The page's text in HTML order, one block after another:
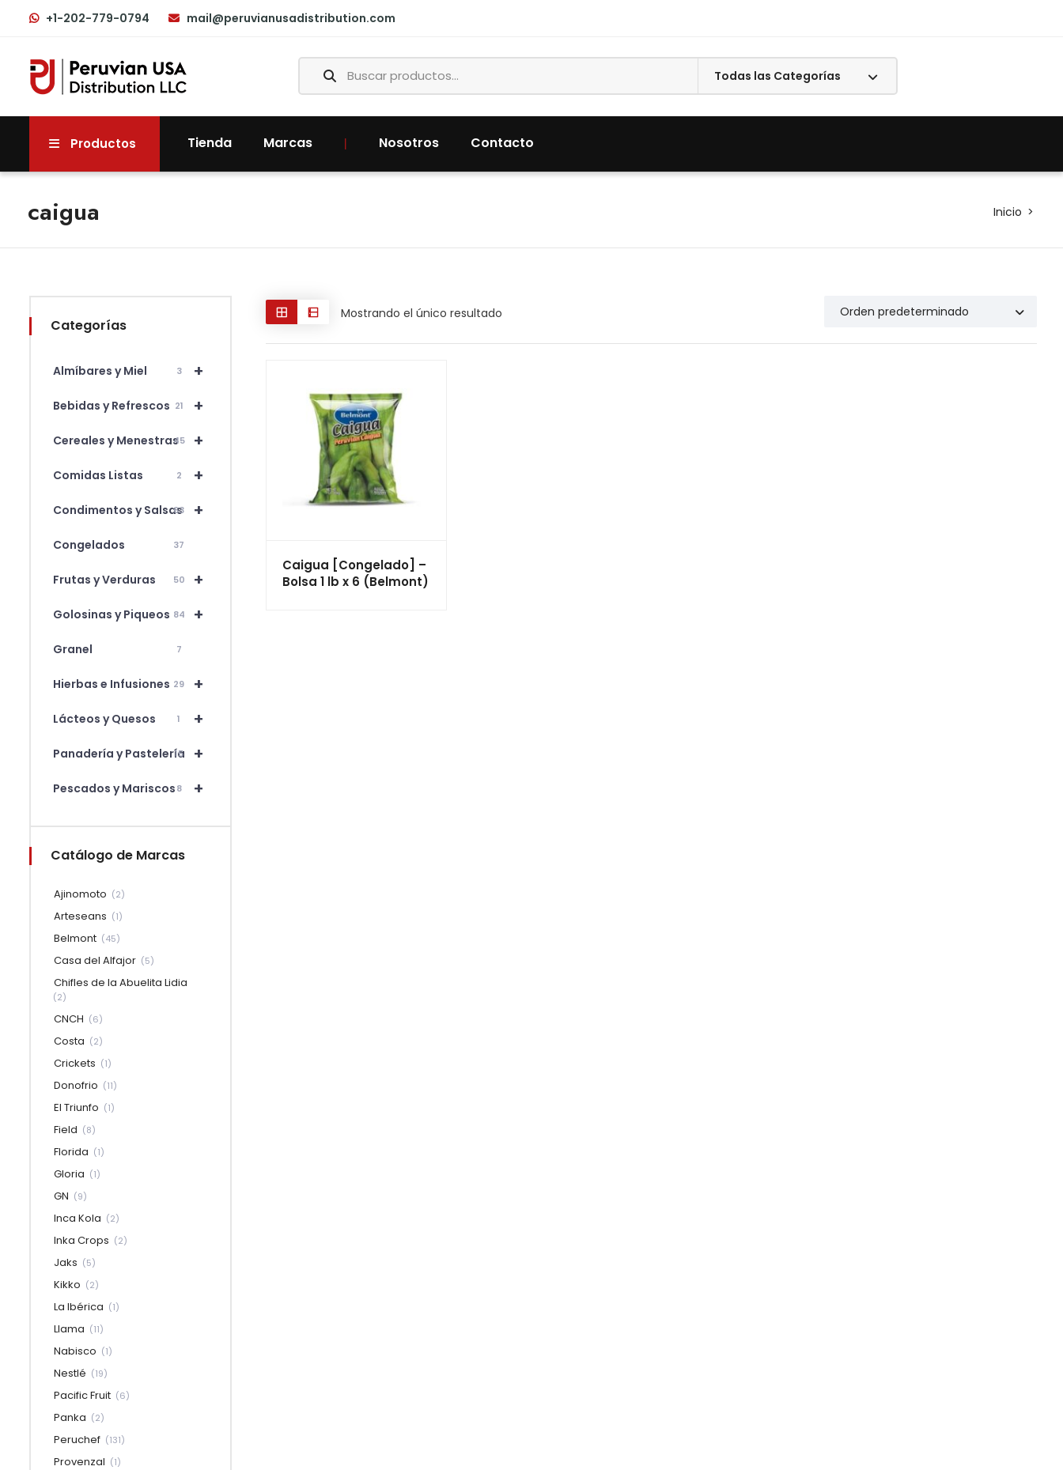
+1-202-779-0794 mail@peruvianusadistribution.com
Productos Tienda Marcas Nosotros Contacto
caigua Inicio
Categorías
+
Almíbares y Miel 3
+
Bebidas y Refrescos 21
+
Cereales y Menestras45
+
Comidas Listas 2
+
Condimentos y Salsas
63
Congelados 37
+
Frutas y Verduras 50
+
Golosinas y Piqueos 84
Granel 7
+
Hierbas e Infusiones 29
+
Lácteos y Quesos 1
+
Panadería y Pastelería
15
+
Pescados y Mariscos8
Catálogo de Marcas
Ajinomoto (2)
Arteseans (1)
Belmont (45)
Casa del Alfajor (5)
Chifles de la Abuelita Lidia
(2)
CNCH (6)
Costa (2)
Crickets (1)
Donofrio (11)
El Triunfo (1)
Field (8)
Florida (1)
Gloria (1)
GN (9)
Inca Kola (2)
Inka Crops (2)
Jaks (5)
Kikko (2)
La Ibérica (1)
Llama (11)
Nabisco (1)
Nestlé (19)
Pacific Fruit (6)
Panka (2)
Peruchef (131)
Provenzal (1)
Mostrando el único resultado
Caigua [Congelado] –
Bolsa 1 lb x 6 (Belmont)